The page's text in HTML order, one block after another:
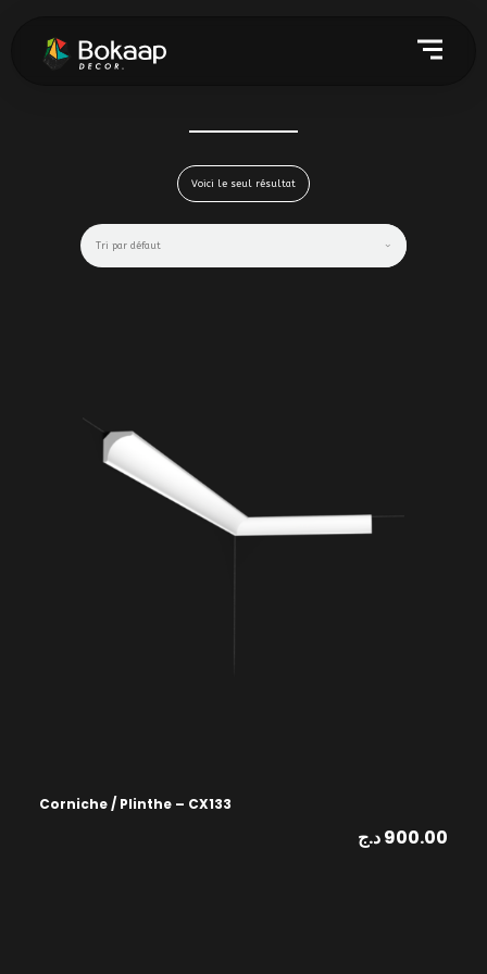
Voici le seul résultat
Corniche / Plinthe – CX133
900.00د.ج